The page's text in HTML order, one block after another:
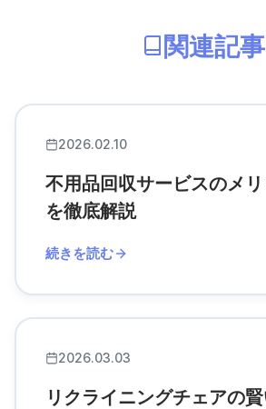
関連記事
2026.02.10
不用品回収サービスのメ
を徹底解説
続きを読む
2026.03.03
リクライニングチェアの